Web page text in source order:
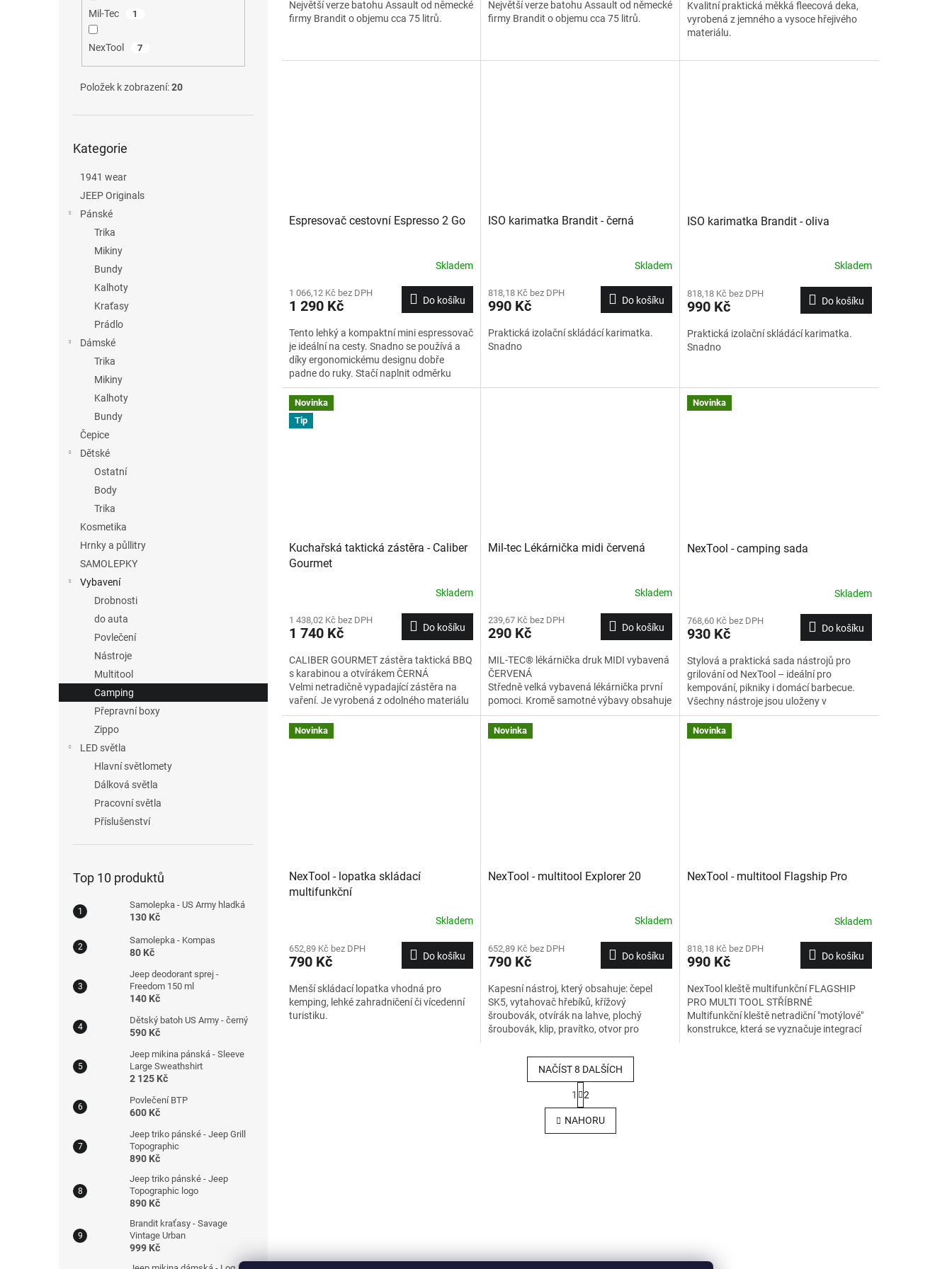
Mil-Tec 1
NexTool 7
Položek k zobrazení:20
kategorie
Kategorie
1941 wear
JEEP Originals
Pánské
Trika
Mikiny
Bundy
Kalhoty
Kraťasy
Prádlo
Dámské
Trika
Mikiny
Kalhoty
Bundy
Čepice
Dětské
Ostatní
Body
Trika
Kosmetika
Hrnky a půllitry
SAMOLEPKY
Vybavení
Drobnosti
do auta
Povlečení
Nástroje
Multitool
Camping
Přepravní boxy
Zippo
LED světla
Hlavní světlomety
Dálková světla
Pracovní světla
Příslušenství
Top 10 produktů
Samolepka - US Army hladká
130 Kč
Samolepka - Kompas
80 Kč
Jeep deodorant sprej -
Freedom 150 ml
140 Kč
Dětský batoh US Army - černý
590 Kč
Jeep mikina pánská - Sleeve
Large Sweathshirt
2 125 Kč
Povlečení BTP
600 Kč
Jeep triko pánské - Jeep Grill
Topographic
890 Kč
Jeep triko pánské - Jeep
Topographic logo
890 Kč
Brandit kraťasy - Savage
Vintage Urban
999 Kč
Největší verze batohu Assault od německé
firmy Brandit o objemu cca 75 litrů.
Největší verze batohu Assault od německé
firmy Brandit o objemu cca 75 litrů.
Kvalitní praktická měkká fleecová deka,
vyrobená z jemného a vysoce hřejivého
materiálu.
Espresovač cestovní Espresso 2 Go
Skladem
1 066,12 Kč bez DPH
1 290 Kč Do košíku
Tento lehký a kompaktní mini espressovač
je ideální na cesty. Snadno se používá a
díky ergonomickému designu dobře
padne do ruky. Stačí naplnit odměrku
mletou kávou, vložit ji do filtru
espressovače, přidat horkou vodu do
nádržky a několika stisky pumpy si
připravíte výborné espresso do šálku,
ISO karimatka Brandit - černá
Skladem
818,18 Kč bez DPH
990 Kč Do košíku
Praktická izolační skládácí karimatka.
Snadno
ISO karimatka Brandit - oliva
Skladem
818,18 Kč bez DPH
990 Kč Do košíku
Praktická izolační skládácí karimatka.
Snadno
Novinka
Tip
Kuchařská taktická zástěra - Caliber
Gourmet
Skladem
1 438,02 Kč bez DPH
1 740 Kč Do košíku
CALIBER GOURMET zástěra taktická BBQ
s karabinou a otvírákem ČERNÁ
Velmi netradičně vypadající zástěra na
vaření. Je vyrobená z odolného materiálu
a na její přední části naleznete našitou
modulární vazbu standardu
MOLLE/PALS, kterou můžete využít k
Mil-tec Lékárnička midi červená
Skladem
239,67 Kč bez DPH
290 Kč Do košíku
MIL-TEC® lékárnička druk MIDI vybavená
ČERVENÁ
Středně velká vybavená lékárnička první
pomoci. Kromě samotné výbavy obsahuje
několik přihrádek. Na zadní straně široký
popruh s drukem (ne pro MOLLE).
Rozměry - cca 13 x 10,5 x 6 cm.
Novinka
NexTool - camping sada
Skladem
768,60 Kč bez DPH
930 Kč Do košíku
Stylová a praktická sada nástrojů pro
grilování od NexTool – ideální pro
kempování, pikniky i domácí barbecue.
Všechny nástroje jsou uloženy v
kompaktním a odolném pouzdře, které se
snadno přenáší a chrání vybavení před
poškozením.
Novinka
NexTool - lopatka skládací
multifunkční
Skladem
652,89 Kč bez DPH
790 Kč Do košíku
Menší skládací lopatka vhodná pro
kemping, lehké zahradničení či vícedenní
turistiku.
Novinka
NexTool - multitool Explorer 20
Skladem
652,89 Kč bez DPH
790 Kč Do košíku
Kapesní nástroj, který obsahuje: čepel
SK5, vytahovač hřebíků, křížový
šroubovák, otvírák na lahve, plochý
šroubovák, klip, pravítko, otvor pro
Novinka
NexTool - multitool Flagship Pro
Skladem
818,18 Kč bez DPH
990 Kč Do košíku
NexTool kleště multifunkční FLAGSHIP
PRO MULTI TOOL STŘÍBRNÉ
Multifunkční kleště netradiční "motýlové"
konstrukce, která se vyznačuje integrací
O
v
l
y
NAČÍST 8 DALŠÍCH
t
r
á
n
1 2
NAHORU